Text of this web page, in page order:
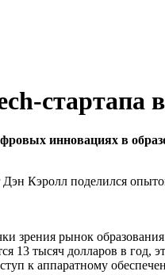
инновациях в
Дэн Кэролл поделился
зрения рынок
13 тысяч долларов в
к аппаратному